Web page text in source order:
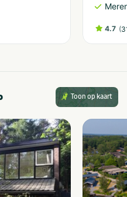
4.7 (
Toon op kaart